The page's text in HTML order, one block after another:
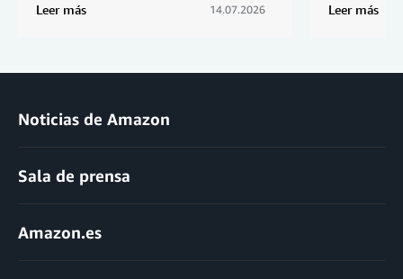
Leer más 14.07.2026 Leer más
Noticias de Amazon
Sala de prensa
Amazon.es